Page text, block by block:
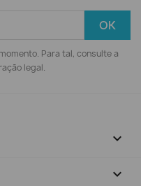
Para tal, consulte a
legal.

